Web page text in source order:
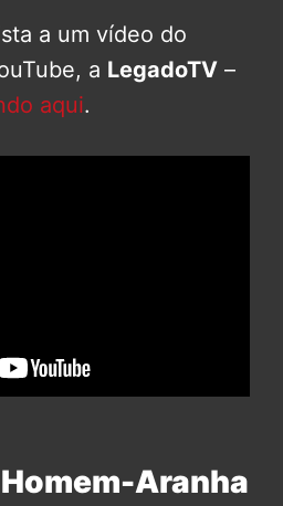
a um vídeo do
a LegadoTV –
aqui.
Aranha